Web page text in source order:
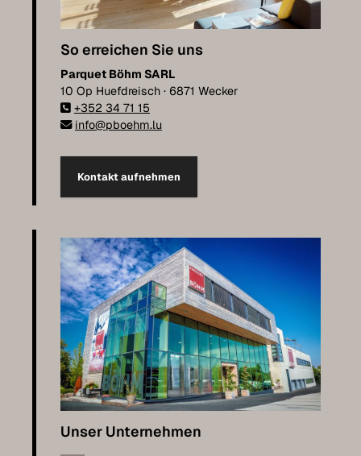
So erreichen Sie uns
Parquet Böhm SARL
10 Op Huefdreisch · 6871 Wecker
+352 34 71 15
info@pboehm.lu
Kontakt aufnehmen
Unser Unternehmen